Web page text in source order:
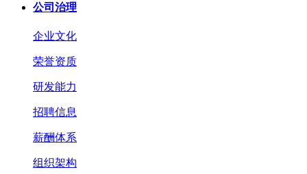
公司治理
企业文化
荣誉资质
研发能力
招聘信息
薪酬体系
组织架构